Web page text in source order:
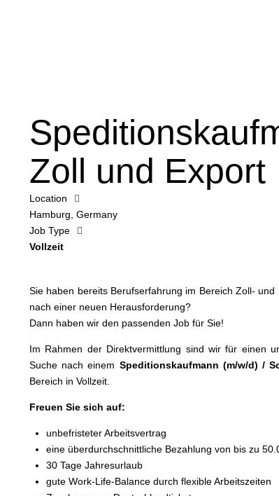
Zoll und Export
Location
Hamburg, Germany
Job Type
Vollzeit
Sie haben bereits Berufserfahrung im Bereich Zoll-
nach einer neuen Herausforderung?
Dann haben wir den passenden Job für Sie!
Im Rahmen der Direktvermittlung sind wir für einen
Suche nach einem Speditionskaufmann (m/w/d) /
Bereich in Vollzeit.
Freuen Sie sich auf:
unbefristeter Arbeitsvertrag
eine überdurchschnittliche Bezahlung von bis zu
30 Tage Jahresurlaub
gute Work-Life-Balance durch flexible Arbeitszeiten